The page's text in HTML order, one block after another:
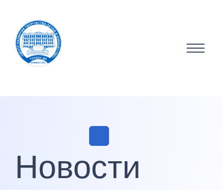
Новости